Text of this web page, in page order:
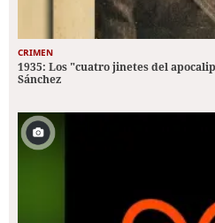
CRIMEN
1935: Los "cuatro jinetes del
Sánchez